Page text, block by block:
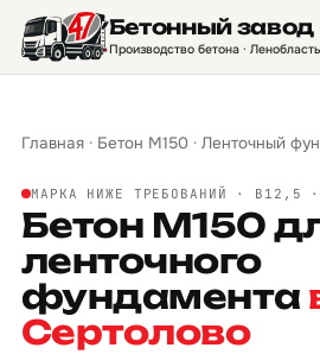
Бетонный завод
Производство бетона · Ленобласть
Главная · Бетон М150 · Ленточный
МАРКА НИЖЕ ТРЕБОВАНИЙ · B12,5
Бетон М150
ленточного
фундамента
Сертолово